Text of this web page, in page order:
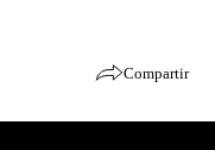
Compartir